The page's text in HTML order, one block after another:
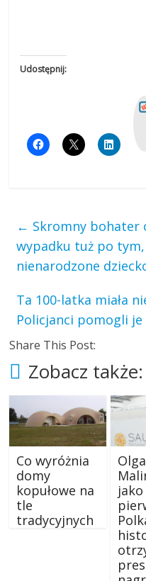
Udostępnij:
← Skromny bohater
wypadku tuż po
nienarodzone
Ta 100-​latka miała
Policjanci pomogli je
Share This Post:
Zobacz także:
Co wyróżnia
domy
kopułowe na
tle
tradycyjnych
Olga
jako